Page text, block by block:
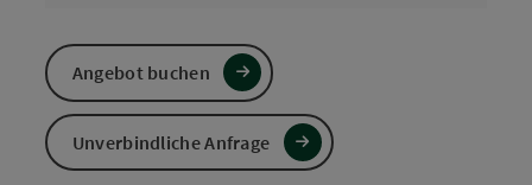
Angebot buchen
Unverbindliche Anfrage